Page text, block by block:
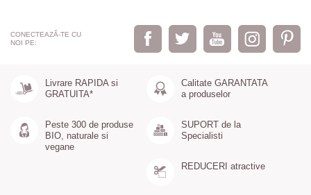
CONECTEAZĂ-TE CU
NOI PE:
Livrare RAPIDA si
GRATUITA*
Calitate GARANTATA
a produselor
Peste 300 de produse
BIO, naturale si
vegane
SUPORT de la
Specialisti
REDUCERI atractive